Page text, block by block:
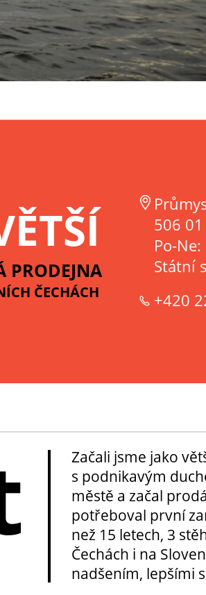
PRODEJNA
ČECHÁCH
506 01
Po-
Státní
+420
Začali jsme jako
s podnikavým
městě a začal
potřeboval první
než 15 letech, 3
Čechách i na
nadšením, lepšími